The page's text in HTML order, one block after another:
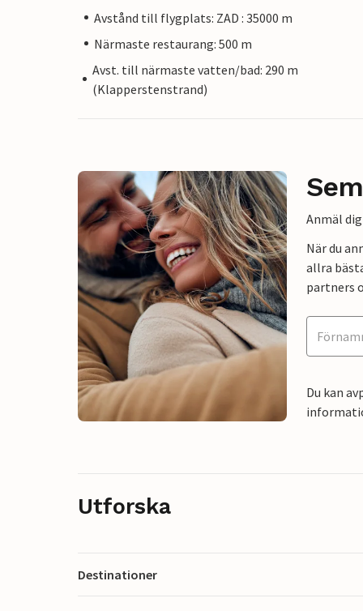
Avstånd till flygplats: ZAD : 35000 m
Närmaste restaurang: 500 m
Avst. till närmaste vatten/bad: 290 m
(Klapperstenstrand)
Anmäl
När du
allra
partners
Du kan
Utforska
Destinationer